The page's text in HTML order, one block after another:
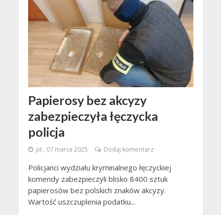
Papierosy bez akcyzy
zabezpieczyła łęczycka
policja
pt., 07 marca 2025 Dodaj komentarz
Policjanci wydziału kryminalnego łęczyckiej
komendy zabezpieczyli blisko 8400 sztuk
papierosów bez polskich znaków akcyzy.
Wartość uszczuplenia podatku...